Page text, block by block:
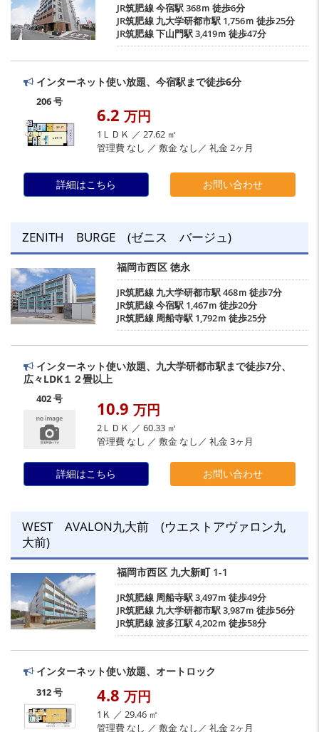
JR筑肥線今宿駅368ｍ 徒歩6分
JR筑肥線 九大学研都市駅 1,756ｍ 徒歩25分
JR筑肥線下山門駅3,419ｍ 徒歩47分
インターネット使い放題、今宿駅まで徒歩6分
206 号
6.2 万円
1ＬＤＫ ／ 27.62 ㎡
管理費 なし ／ 敷金 なし／ 礼金 2ヶ月
詳細はこちら お問い合わせ
ZENITH BURGE (ゼニス バージュ)
福岡市西区 徳永
JR筑肥線 九大学研都市駅468ｍ 徒歩7分
JR筑肥線今宿駅1,467ｍ 徒歩20分
JR筑肥線 周船寺駅1,792ｍ 徒歩25分
インターネット使い放題、九大学研都市駅まで徒歩7分、
広々LDK１２畳以上
402 号 10.9 万円
2ＬＤＫ ／ 60.33 ㎡
管理費 なし ／ 敷金 なし／ 礼金 3ヶ月
詳細はこちら お問い合わせ
WEST AVALON九大前 (ウエストアヴァロン九
大前)
福岡市西区 九大新町1-1
JR筑肥線 周船寺駅3,497ｍ 徒歩49分
JR筑肥線 九大学研都市駅3,987ｍ 徒歩56分
JR筑肥線波多江駅4,202ｍ 徒歩58分
インターネット使い放題、オートロック
312 号 4.8 万円
1Ｋ ／ 29.46 ㎡
管理費 なし ／ 敷金 なし／ 礼金 2ヶ月